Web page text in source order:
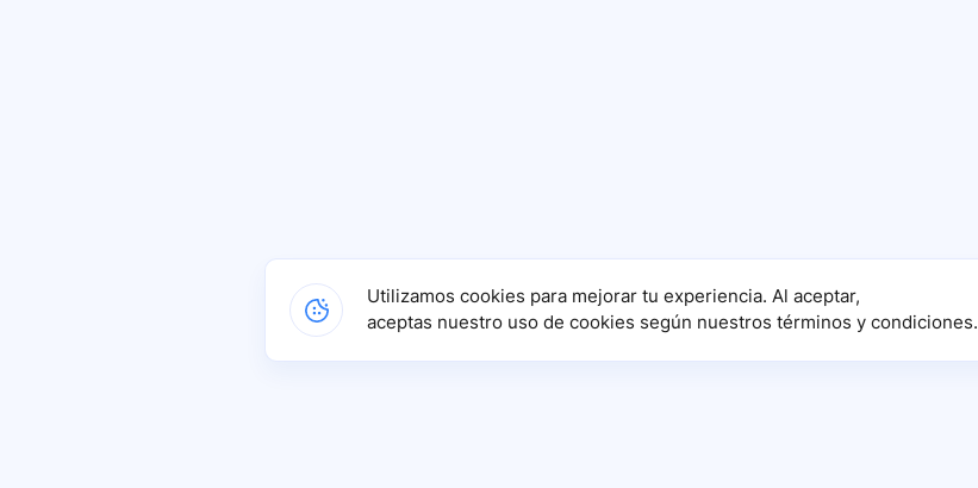
Utilizamos cookies para mejorar tu experiencia. Al aceptar,
aceptas nuestro uso de cookies según nuestros términos y condiciones.